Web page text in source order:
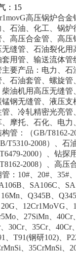
： 15
高压锅炉合金
石油、化工、锅
高压合金管、高
缝管、石油裂化
用管、输送流体管
主要产品：电力、
石油套管、螺旋
油机用高压无缝
钢无缝管、液压
、冷轧精密光亮
、摩托、石化、电
管：（GB/T8162-
T5310-2008）、石
2000）、钻探
2008）、高压
：10#、20#、35#、
、SA106C、
、Q345B、
、 12Cr1MoVG
、27SiMn、
30Cr、35Cr、
、T91(钢研102)、
、35CrMnSi、